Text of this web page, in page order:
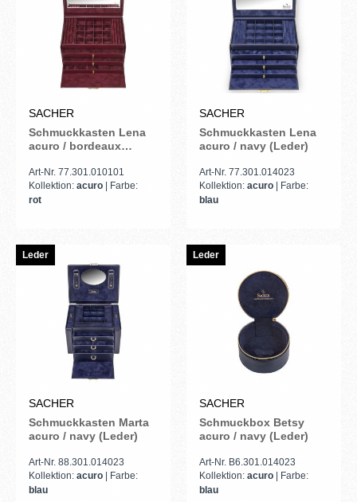
SACHER
Schmuckkasten Lena
acuro / bordeaux
Art-Nr. 77.301.010101
Kollektion: acuro
| Farbe:
rot
SACHER
Schmuckkasten Lena
acuro / navy (Leder)
Art-Nr. 77.301.014023
Kollektion: acuro
| Farbe:
blau
Leder
SACHER
Schmuckkasten Marta
acuro / navy (Leder)
Art-Nr. 88.301.014023
Kollektion: acuro
| Farbe:
blau
Leder
SACHER
Schmuckbox Betsy
acuro / navy (Leder)
Art-Nr. B6.301.014023
Kollektion: acuro
| Farbe:
blau